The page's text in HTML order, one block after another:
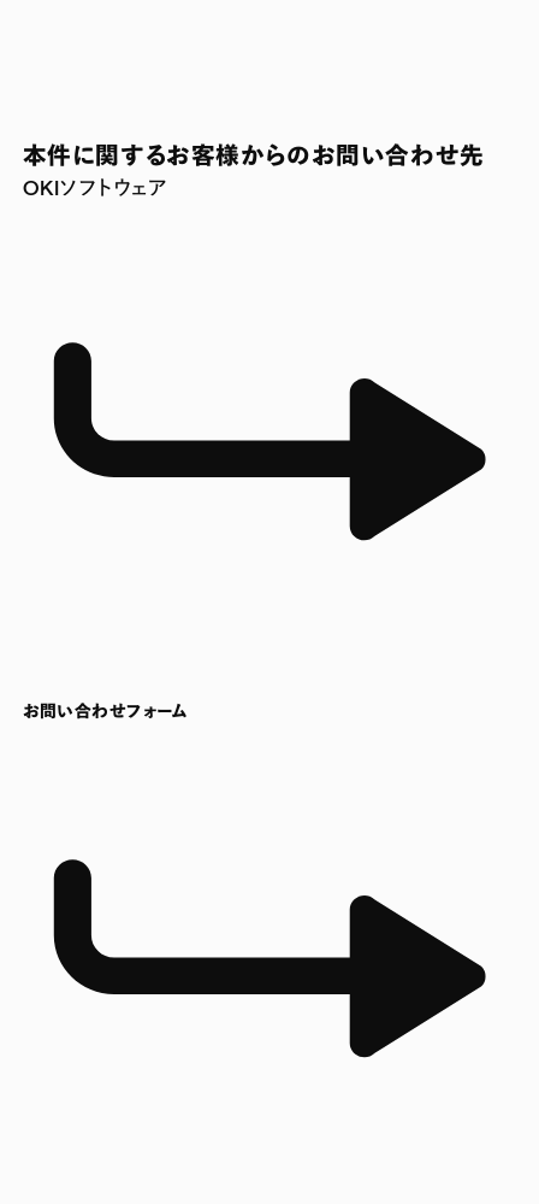
本件に関するお客様からのお問い合わせ先
OKIソフトウェア
お問い合わせフォーム